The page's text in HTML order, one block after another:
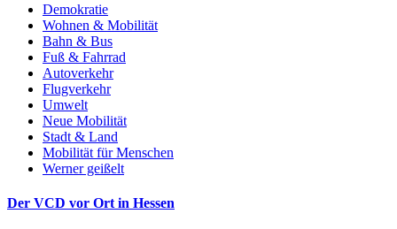
Demokratie
Wohnen & Mobilität
Bahn & Bus
Fuß & Fahrrad
Autoverkehr
Flugverkehr
Umwelt
Neue Mobilität
Stadt & Land
Mobilität für Menschen
Werner geißelt
Der VCD vor Ort in Hessen